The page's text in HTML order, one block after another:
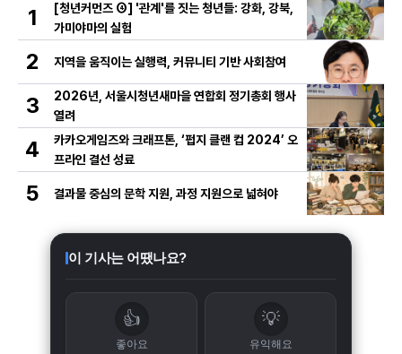
1
[청년커먼즈 ④] '관계'를 짓는 청년들: 강화, 강북,
가미야마의 실험
2 지역을 움직이는 실행력, 커뮤니티 기반 사회참여
3
2026년, 서울시청년새마을 연합회 정기총회 행사
열려
4
카카오게임즈와 크래프톤, ‘펍지 클랜 컵 2024’ 오
프라인 결선 성료
5 결과물 중심의 문학 지원, 과정 지원으로 넓혀야
이 기사는 어땠나요?
👍
좋아요
💡
유익해요